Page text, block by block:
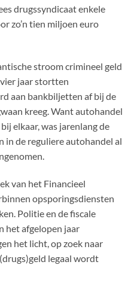
drugssyndicaat enkele
zo’n tien miljoen euro
stroom crimineel geld
jaar stortten
aan bankbiljetten af bij de
kreeg. Want autohandel
elkaar, was jarenlang de
in de reguliere autohandel al
van het Financieel
opsporingsdiensten
Politie en de fiscale
het afgelopen jaar
het licht, op zoek naar
legaal wordt